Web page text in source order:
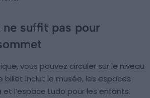
ne suffit pas pour
vous pouvez circuler sur le niveau
billet inclut le musée, les espaces
l’espace Ludo pour les enfants.